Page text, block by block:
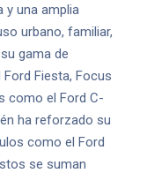
y una amplia
urbano, familiar,
gama de
Fiesta, Focus
como el Ford C-
ha reforzado su
como el Ford
se suman